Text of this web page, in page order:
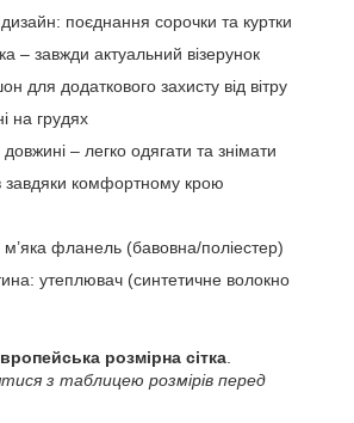
поєднання сорочки та куртки
– завжди актуальний візерунок
для додаткового захисту від вітру
на грудях
довжині – легко одягати та знімати
завдяки комфортному крою
фланель (бавовна/поліестер)
утеплювач (синтетичне волокно
розмірна сітка
з таблицею розмірів перед